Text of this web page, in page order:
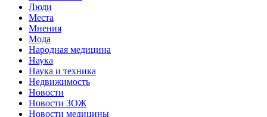
Люди
Места
Мнения
Мода
Народная медицина
Наука
Наука и техника
Недвижимость
Новости
Новости ЗОЖ
Новости медицины